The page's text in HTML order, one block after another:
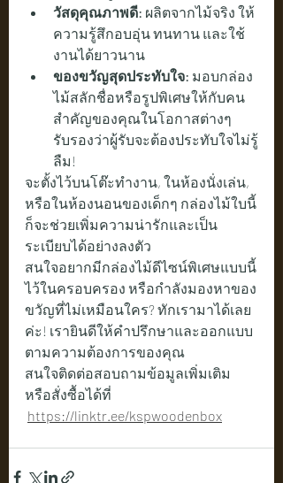
วัสดุคุณภาพดี: ผลิตจากไม้จริง ให้
ความรู้สึกอบอุ่น ทนทาน และใช้
งานได้ยาวนาน
ของขวัญสุดประทับใจ: มอบกล่อง
ไม้สลักชื่อหรือรูปพิเศษให้กับคน
สำคัญของคุณในโอกาสต่างๆ
รับรองว่าผู้รับจะต้องประทับใจไม่รู้
ลืม!
จะตั้งไว้บนโต๊ะทำงาน, ในห้องนั่งเล่น,
หรือในห้องนอนของเด็กๆ กล่องไม้ใบนี้
ก็จะช่วยเพิ่มความน่ารักและเป็น
ระเบียบได้อย่างลงตัว
สนใจอยากมีกล่องไม้ดีไซน์พิเศษแบบนี้
ไว้ในครอบครอง หรือกำลังมองหาของ
ขวัญที่ไม่เหมือนใคร? ทักเรามาได้เลย
ค่ะ! เรายินดีให้คำปรึกษาและออกแบบ
ตามความต้องการของคุณ
สนใจติดต่อสอบถามข้อมูลเพิ่มเติม
หรือสั่งซื้อได้ที่
https://linktr.ee/kspwoodenbox